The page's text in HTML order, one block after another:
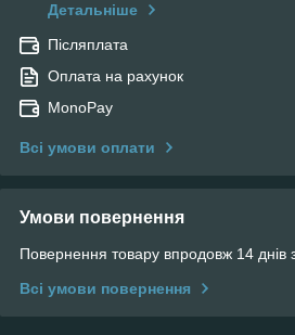
Детальніше
Післяплата
Оплата на рахунок
MonoPay
Всі умови оплати
Умови повернення
Повернення товару впродовж 14 днів
Всі умови повернення